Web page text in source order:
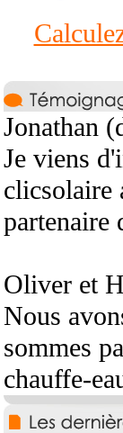
Jonathan
Je viens
clicsolaire
partenaire
Oliver et
Nous
sommes
chauffe-